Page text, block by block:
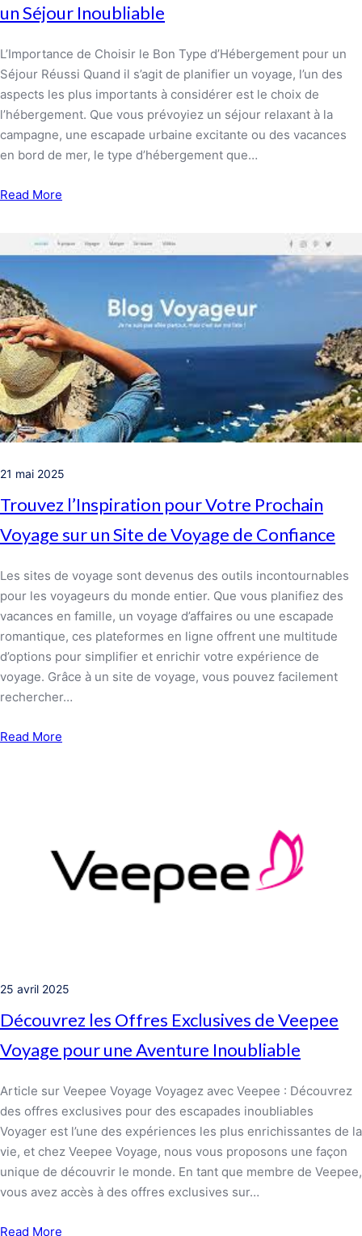
un Séjour Inoubliable
L’Importance de Choisir le Bon Type d’Hébergement pour un
Séjour Réussi Quand il s’agit de planifier un voyage, l’un des
aspects les plus importants à considérer est le choix de
l’hébergement. Que vous prévoyiez un séjour relaxant à la
campagne, une escapade urbaine excitante ou des vacances
en bord de mer, le type d’hébergement que…
Read More
21 mai 2025
Trouvez l’Inspiration pour Votre Prochain
Voyage sur un Site de Voyage de Confiance
Les sites de voyage sont devenus des outils incontournables
pour les voyageurs du monde entier. Que vous planifiez des
vacances en famille, un voyage d’affaires ou une escapade
romantique, ces plateformes en ligne offrent une multitude
d’options pour simplifier et enrichir votre expérience de
voyage. Grâce à un site de voyage, vous pouvez facilement
rechercher…
Read More
25 avril 2025
Découvrez les Offres Exclusives de Veepee
Voyage pour une Aventure Inoubliable
Article sur Veepee Voyage Voyagez avec Veepee : Découvrez
des offres exclusives pour des escapades inoubliables
Voyager est l’une des expériences les plus enrichissantes de la
vie, et chez Veepee Voyage, nous vous proposons une façon
unique de découvrir le monde. En tant que membre de Veepee,
vous avez accès à des offres exclusives sur…
Read More